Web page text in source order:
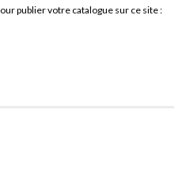
publier votre catalogue sur ce site :